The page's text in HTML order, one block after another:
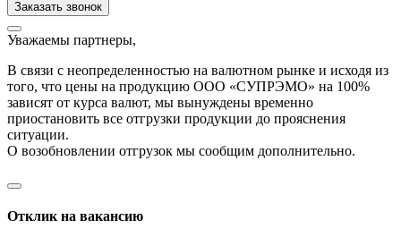
Уважаемы партнеры,
В связи с неопределенностью на валютном рынке и исходя из
того, что цены на продукцию ООО «СУПРЭМО» на 100%
зависят от курса валют, мы вынуждены временно
приостановить все отгрузки продукции до прояснения
ситуации.
О возобновлении отгрузок мы сообщим дополнительно.
Отклик на вакансию